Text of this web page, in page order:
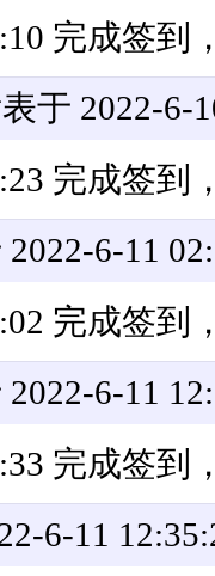
完成签到
于 2022-6-
完成签到
6-11
完成签到
6-11
完成签到
6-11